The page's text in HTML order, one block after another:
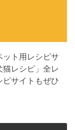
ット用レシピサ
レシピ」全レ
ピサイトもぜひ